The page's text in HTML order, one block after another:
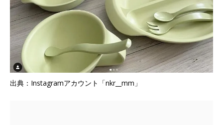
出典：Instagramアカウント「nkr__mm」